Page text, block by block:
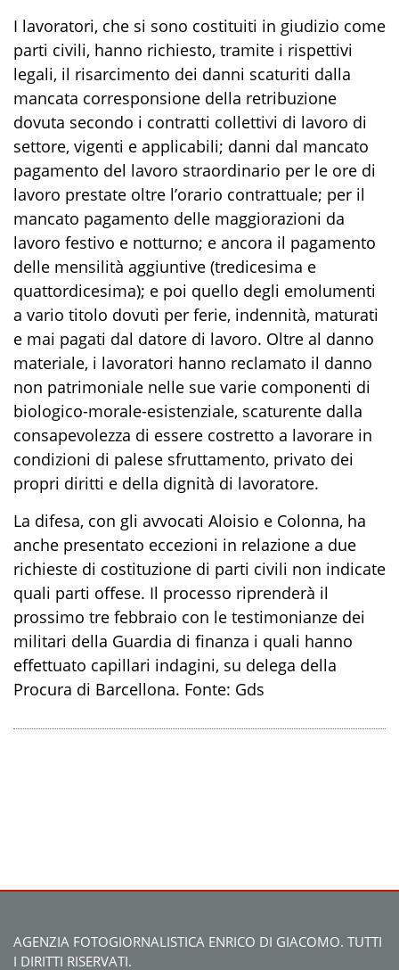
I lavoratori, che si sono costituiti in giudizio come
parti civili, hanno richiesto, tramite i rispettivi
legali, il risarcimento dei danni scaturiti dalla
mancata corresponsione della retribuzione
dovuta secondo i contratti collettivi di lavoro di
settore, vigenti e applicabili; danni dal mancato
pagamento del lavoro straordinario per le ore di
lavoro prestate oltre l’orario contrattuale; per il
mancato pagamento delle maggiorazioni da
lavoro festivo e notturno; e ancora il pagamento
delle mensilità aggiuntive (tredicesima e
quattordicesima); e poi quello degli emolumenti
a vario titolo dovuti per ferie, indennità, maturati
e mai pagati dal datore di lavoro. Oltre al danno
materiale, i lavoratori hanno reclamato il danno
non patrimoniale nelle sue varie componenti di
biologico-morale-esistenziale, scaturente dalla
consapevolezza di essere costretto a lavorare in
condizioni di palese sfruttamento, privato dei
propri diritti e della dignità di lavoratore.
La difesa, con gli avvocati Aloisio e Colonna, ha
anche presentato eccezioni in relazione a due
richieste di costituzione di parti civili non indicate
quali parti offese. Il processo riprenderà il
prossimo tre febbraio con le testimonianze dei
militari della Guardia di finanza i quali hanno
effettuato capillari indagini, su delega della
Procura di Barcellona. Fonte: Gds
AGENZIA FOTOGIORNALISTICA ENRICO DI GIACOMO. TUTTI
I DIRITTI RISERVATI.